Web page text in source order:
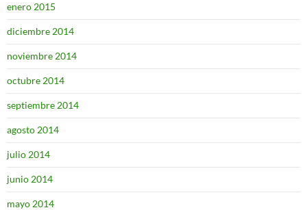
enero 2015
diciembre 2014
noviembre 2014
octubre 2014
septiembre 2014
agosto 2014
julio 2014
junio 2014
mayo 2014